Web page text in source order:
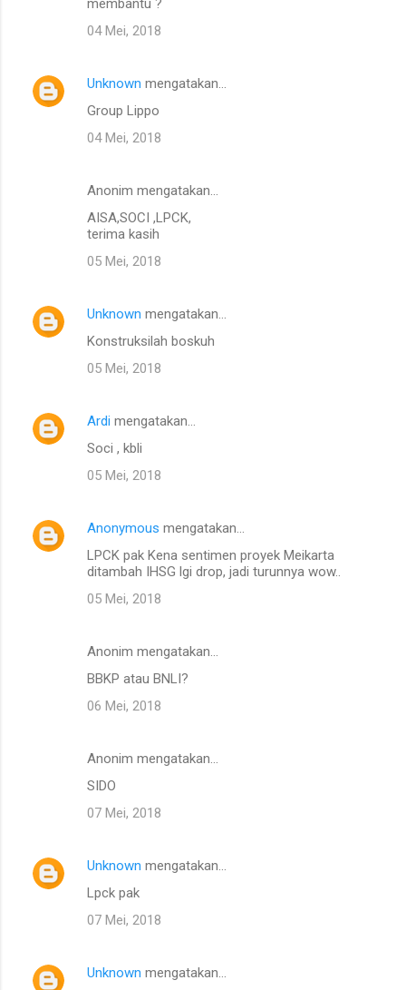
04 Mei, 2018
Unknown mengatakan…
Group Lippo
04 Mei, 2018
Anonim mengatakan…
AISA,SOCI ,LPCK,
terima kasih
05 Mei, 2018
Unknown mengatakan…
Konstruksilah boskuh
05 Mei, 2018
Ardi mengatakan…
Soci , kbli
05 Mei, 2018
Anonymous mengatakan…
LPCK pak Kena sentimen proyek Meikarta
ditambah IHSG lgi drop, jadi turunnya wow..
05 Mei, 2018
Anonim mengatakan…
BBKP atau BNLI?
06 Mei, 2018
Anonim mengatakan…
SIDO
07 Mei, 2018
Unknown mengatakan…
Lpck pak
07 Mei, 2018
Unknown mengatakan…